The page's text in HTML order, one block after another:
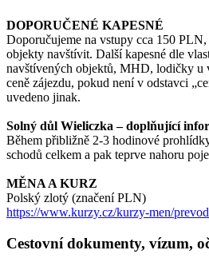
DOPORUČENÉ KAPESNÉ
Doporučujeme na vstupy cca 150
objekty navštívit. Další kapesné dle
navštívených objektů, MHD, lodičky u
ceně zájezdu, pokud není v odstavci
uvedeno jinak.
Solný důl Wieliczka – doplňující
Během přibližně 2-3 hodinové
schodů celkem a pak teprve nahoru
MĚNA A KURZ
Polský zlotý (značení PLN)
https://www.kurzy.cz/kurzy-men/
Cestovní dokumenty, vízum,